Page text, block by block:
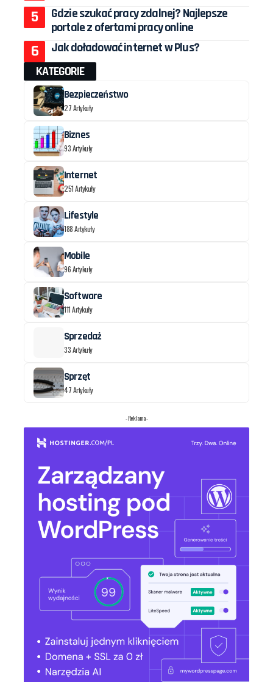
Gdzie szukać pracy zdalnej? Najlepsze
portale z ofertami pracy online
Jak doładować internet w Plus?
KATEGORIE
Bezpieczeństwo
27 Artykuły
Biznes
93 Artykuły
Internet
251 Artykuły
Lifestyle
188 Artykuły
Mobile
96 Artykuły
Software
111 Artykuły
Sprzedaż
33 Artykuły
Sprzęt
47 Artykuły
- Reklama -